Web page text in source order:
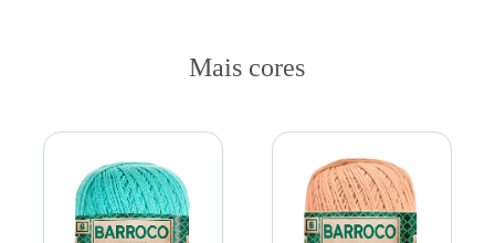
Mais cores